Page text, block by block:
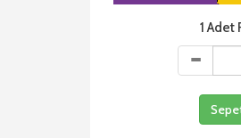
1 Adet